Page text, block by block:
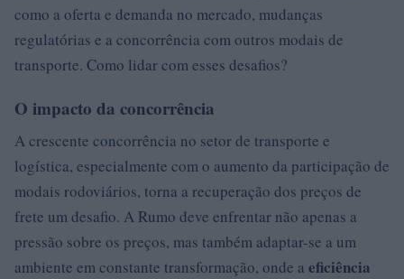
como a oferta e demanda no mercado, mudanças
regulatórias e a concorrência com outros modais de
transporte. Como lidar com esses desafios?
O impacto da concorrência
A crescente concorrência no setor de transporte e
logística, especialmente com o aumento da participação de
modais rodoviários, torna a recuperação dos preços de
frete um desafio. A Rumo deve enfrentar não apenas a
pressão sobre os preços, mas também adaptar-se a um
ambiente em constante transformação, onde a eficiência